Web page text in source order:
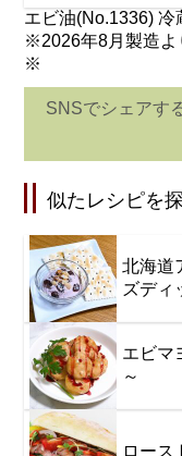
エビ油(No.1336) 冷
※2026年8月製造よ
※
SNSでシェアす
似たレシピを
北海道
ズディ
エビマ
～
ロース